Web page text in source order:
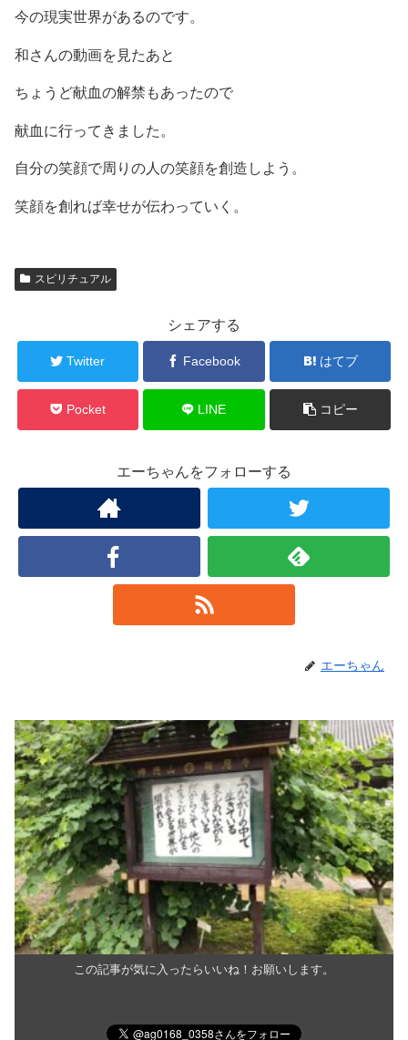
今の現実世界があるのです。
和さんの動画を見たあと
ちょうど献血の解禁もあったので
献血に行ってきました。
自分の笑顔で周りの人の笑顔を創造しよう。
笑顔を創れば幸せが伝わっていく。
スピリチュアル
シェアする
Twitter Facebook はてブ
Pocket LINE コピー
エーちゃんをフォローする
エーちゃん
この記事が気に入ったらいいね！お願いします。